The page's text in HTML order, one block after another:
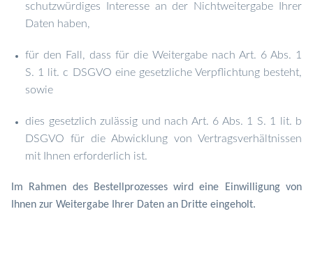
schutzwürdiges Interesse an der Nichtweitergabe Ihrer
Daten haben,
für den Fall, dass für die Weitergabe nach Art. 6 Abs. 1
S. 1 lit. c DSGVO eine gesetzliche Verpflichtung besteht,
sowie
dies gesetzlich zulässig und nach Art. 6 Abs. 1 S. 1 lit. b
DSGVO für die Abwicklung von Vertragsverhältnissen
mit Ihnen erforderlich ist.
Im Rahmen des Bestellprozesses wird eine Einwilligung von
Ihnen zur Weitergabe Ihrer Daten an Dritte eingeholt.